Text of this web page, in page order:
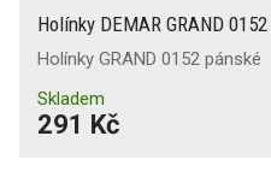
Holínky DEMAR GRAND 0152
Holínky GRAND 0152 pánské
Skladem
291 Kč